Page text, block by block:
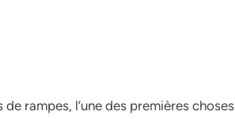
rampes, l’une des premières